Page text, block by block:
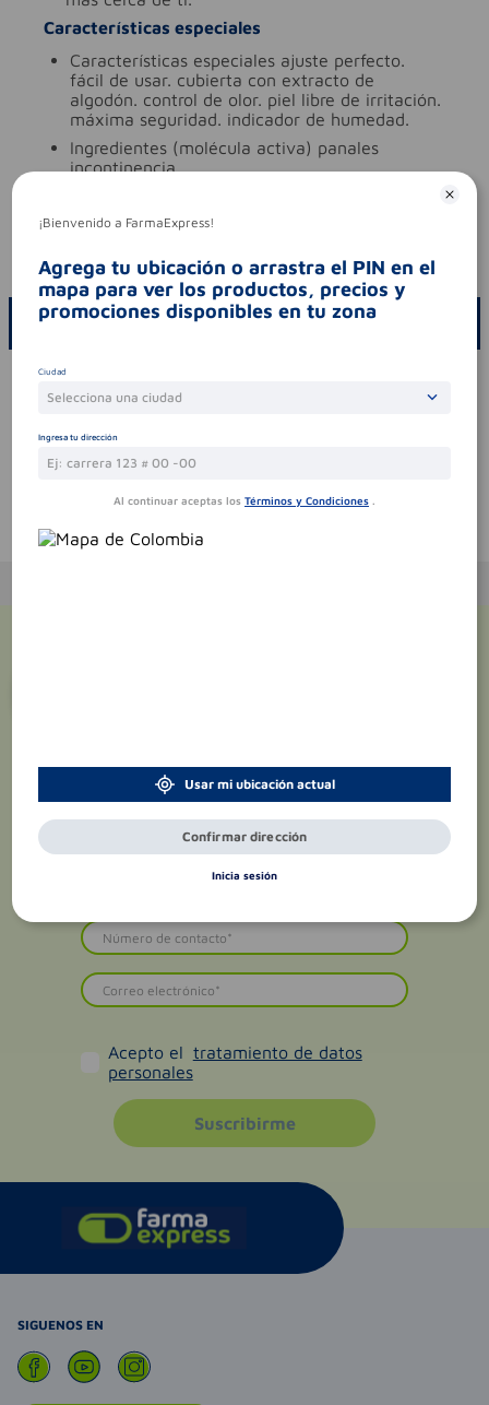
Características especiales
características especiales ajuste perfecto.
fácil de usar. cubierta con extracto de
algodón. control de olor. piel libre de irritación.
máxima seguridad. indicador de humedad.
ingredientes (molécula activa) panales
incontinencia
Aviso legal
codigo invima nsoa11013-22co
ESCRIBE UN COMENTARIO
Por favor, inicie sesión para escribir un comentario
Te puede interesar
Acepto el tratamiento de datos
personales
Suscribirme
SIGUENOS EN
¡Bienvenido a FarmaExpress!
Agrega tu ubicación o arrastra el PIN en el
mapa para ver los productos, precios y
promociones disponibles en tu zona
Ciudad
Selecciona una ciudad
Ingresa tu dirección
Al continuar aceptas los Términos y Condiciones .
Usar mi ubicación actual
Confirmar dirección
Inicia sesión